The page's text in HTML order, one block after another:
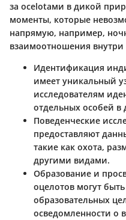
за ocelotами в дикой
моменты, которые
напрямую, например,
взаимоотношения
Идентификация
имеет уникальный
исследователям
отдельных особей
Поведенческие
предоставляют
такие как охота,
другими видами.
Образование и
оцелотов могут
образовательных
осведомленности о